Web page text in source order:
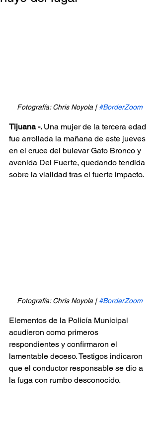
Fotografía: Chris Noyola | #BorderZoom
Tijuana -. Una mujer de la tercera edad
fue arrollada la mañana de este jueves
en el cruce del bulevar Gato Bronco y
avenida Del Fuerte, quedando tendida
sobre la vialidad tras el fuerte impacto.
Fotografía: Chris Noyola | #BorderZoom
Elementos de la Policía Municipal
acudieron como primeros
respondientes y confirmaron el
lamentable deceso. Testigos indicaron
que el conductor responsable se dio a
la fuga con rumbo desconocido.